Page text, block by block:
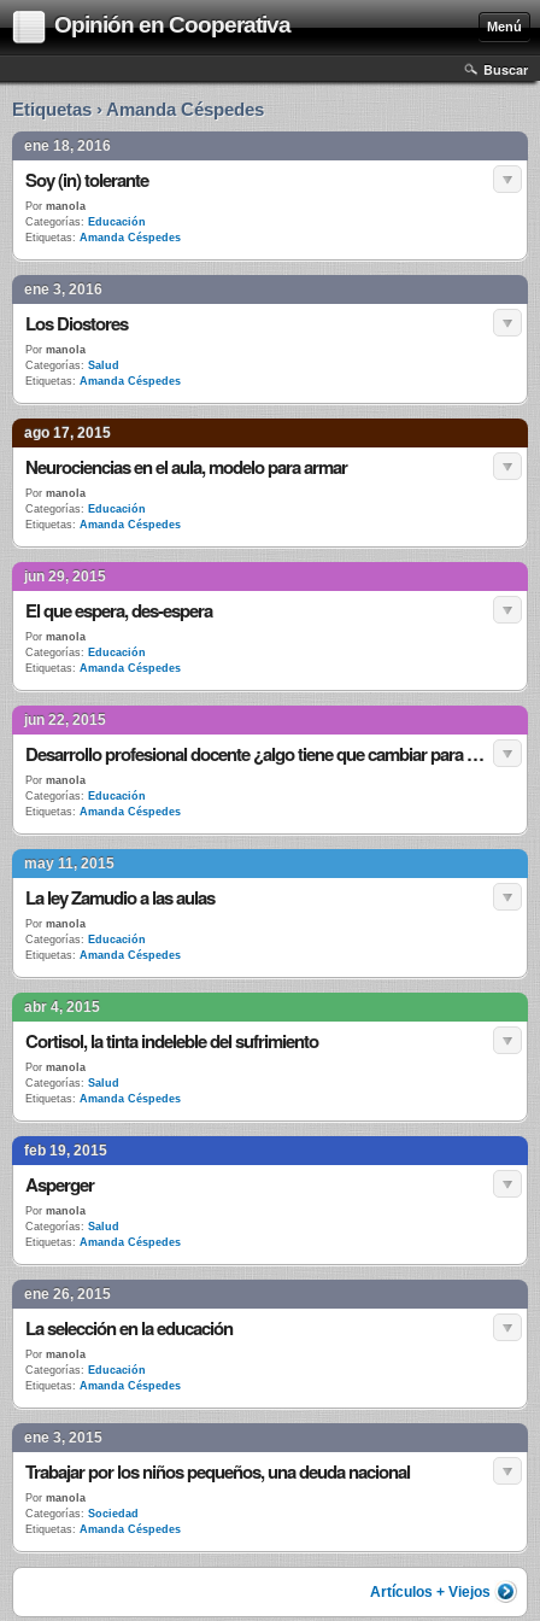
Opinión en Cooperativa Menú
Buscar
Etiquetas › Amanda Céspedes
ene 18, 2016
Soy (in) tolerante
Por manola
Categorías: Educación
Etiquetas: Amanda Céspedes
ene 3, 2016
Los Diostores
Por manola
Categorías: Salud
Etiquetas: Amanda Céspedes
ago 17, 2015
Neurociencias en el aula, modelo para armar
Por manola
Categorías: Educación
Etiquetas: Amanda Céspedes
jun 29, 2015
El que espera, des-espera
Por manola
Categorías: Educación
Etiquetas: Amanda Céspedes
jun 22, 2015
Desarrollo profesional docente ¿algo tiene que cambiar para que todo siga igual?
Por manola
Categorías: Educación
Etiquetas: Amanda Céspedes
may 11, 2015
La ley Zamudio a las aulas
Por manola
Categorías: Educación
Etiquetas: Amanda Céspedes
abr 4, 2015
Cortisol, la tinta indeleble del sufrimiento
Por manola
Categorías: Salud
Etiquetas: Amanda Céspedes
feb 19, 2015
Asperger
Por manola
Categorías: Salud
Etiquetas: Amanda Céspedes
ene 26, 2015
La selección en la educación
Por manola
Categorías: Educación
Etiquetas: Amanda Céspedes
ene 3, 2015
Trabajar por los niños pequeños, una deuda nacional
Por manola
Categorías: Sociedad
Etiquetas: Amanda Céspedes
Artículos + Viejos